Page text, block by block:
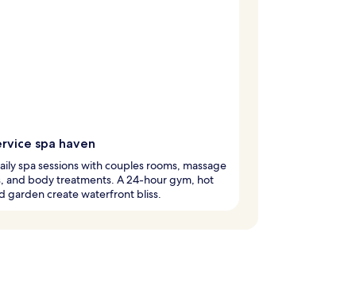
spa haven
spa sessions with couples rooms, massage
and body treatments. A 24-hour gym, hot
garden create waterfront bliss.